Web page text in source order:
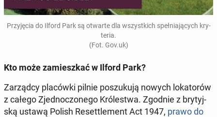
Przy­ję­cia do Ilford Park są otwarte dla wszyst­kich speł­nia­ją­cych kry­
te­ria.
(Fot. Gov.uk)
Kto może za­miesz­kać w Ilford Park?
Za­rząd­cy pla­ców­ki pilnie po­szu­ku­ją nowych lo­ka­to­rów
z całego Zjed­no­czo­ne­go Kró­le­stwa. Zgodnie z bry­tyj­
ską ustawą Polish Re­set­tle­ment Act 1947, prawo do